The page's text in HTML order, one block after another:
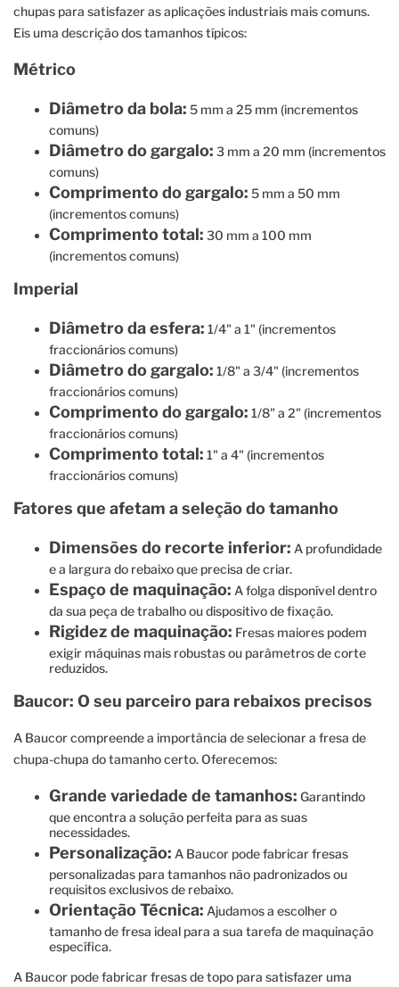
chupas para satisfazer as aplicações industriais mais comuns.
Eis uma descrição dos tamanhos típicos:
Métrico
Diâmetro da bola: 5 mm a 25 mm (incrementos
comuns)
Diâmetro do gargalo: 3 mm a 20 mm (incrementos
comuns)
Comprimento do gargalo: 5 mm a 50 mm
(incrementos comuns)
Comprimento total: 30 mm a 100 mm
(incrementos comuns)
Imperial
Diâmetro da esfera: 1/4" a 1" (incrementos
fraccionários comuns)
Diâmetro do gargalo: 1/8" a 3/4" (incrementos
fraccionários comuns)
Comprimento do gargalo: 1/8" a 2" (incrementos
fraccionários comuns)
Comprimento total: 1" a 4" (incrementos
fraccionários comuns)
Fatores que afetam a seleção do tamanho
Dimensões do recorte inferior: A profundidade
e a largura do rebaixo que precisa de criar.
Espaço de maquinação: A folga disponível dentro
da sua peça de trabalho ou dispositivo de fixação.
Rigidez de maquinação: Fresas maiores podem
exigir máquinas mais robustas ou parâmetros de corte
reduzidos.
Baucor: O seu parceiro para rebaixos precisos
A Baucor compreende a importância de selecionar a fresa de
chupa-chupa do tamanho certo. Oferecemos:
Grande variedade de tamanhos: Garantindo
que encontra a solução perfeita para as suas
necessidades.
Personalização: A Baucor pode fabricar fresas
personalizadas para tamanhos não padronizados ou
requisitos exclusivos de rebaixo.
Orientação Técnica: Ajudamos a escolher o
tamanho de fresa ideal para a sua tarefa de maquinação
específica.
A Baucor pode fabricar fresas de topo para satisfazer uma